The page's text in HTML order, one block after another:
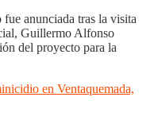
anunciada tras la visita
Guillermo Alfonso
del proyecto para la